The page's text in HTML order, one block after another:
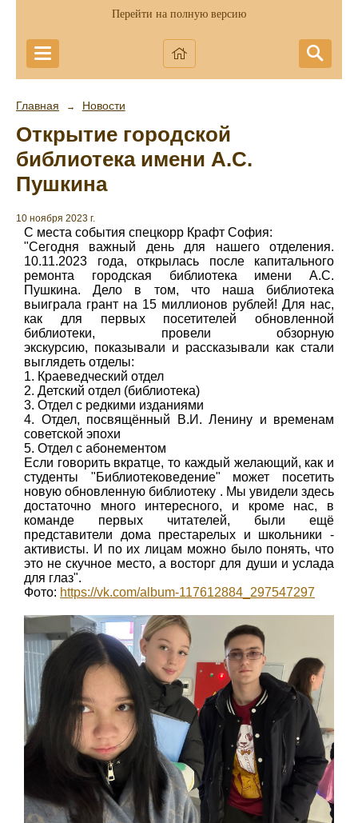
Перейти на полную версию
Главная → Новости
Открытие городской
библиотека имени А.С.
Пушкина
10 ноября 2023 г.
С места события спецкорр Крафт София:
"Сегодня важный день для нашего отделения.
10.11.2023 года, открылась после капитального
ремонта городская библиотека имени А.С.
Пушкина. Дело в том, что наша библиотека
выиграла грант на 15 миллионов рублей! Для нас,
как для первых посетителей обновленной
библиотеки, провели обзорную
экскурсию, показывали и рассказывали как стали
выглядеть отделы:
1. Краеведческий отдел
2. Детский отдел (библиотека)
3. Отдел с редкими изданиями
4. Отдел, посвящённый В.И. Ленину и временам
советской эпохи
5. Отдел с абонементом
Если говорить вкратце, то каждый желающий, как и
студенты "Библиотековедение" может посетить
новую обновленную библиотеку . Мы увидели здесь
достаточно много интересного, и кроме нас, в
команде первых читателей, были ещё
представители дома престарелых и школьники -
активисты. И по их лицам можно было понять, что
это не скучное место, а восторг для души и услада
для глаз".
Фото: https://vk.com/album-117612884_297547297